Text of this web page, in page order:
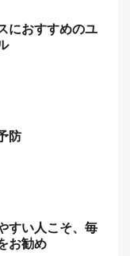
におすすめのユ
防
すい人こそ、毎
お勧め